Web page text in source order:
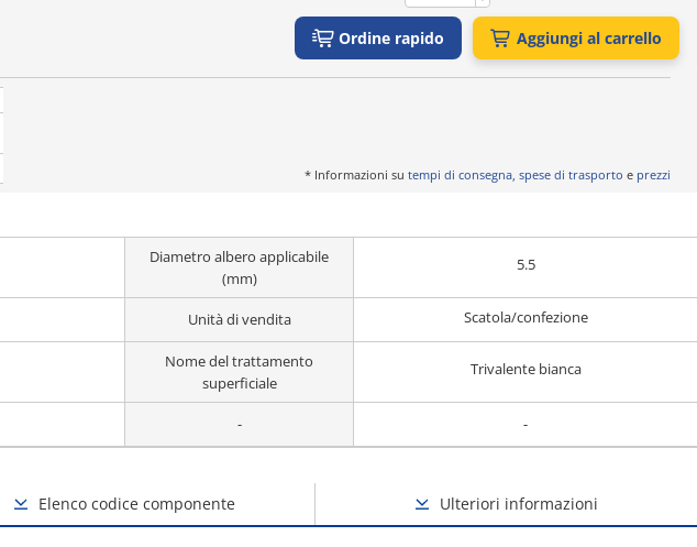
Ordine rapido Aggiungi al carrello
* Informazioni su tempi di consegna, spese di trasporto e prezzi
Diametro albero applicabile
(mm)
5.5
Unità di vendita Scatola/confezione
Nome del trattamento
superficiale
Trivalente bianca
- -
Elenco codice componente Ulteriori informazioni